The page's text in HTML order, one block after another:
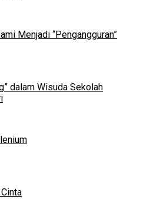
Menjadi “Pengangguran”
dalam Wisuda Sekolah